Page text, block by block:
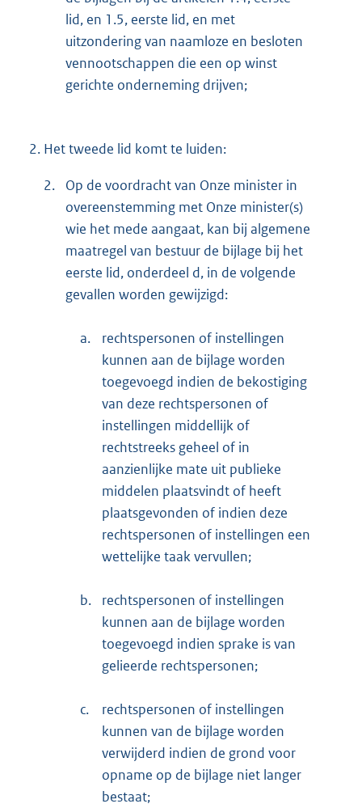
lid, en 1.5, eerste lid, en met
uitzondering van naamloze en besloten
vennootschappen die een op winst
gerichte onderneming drijven;
2. Het tweede lid komt te luiden:
2.
Op de voordracht van Onze minister in
overeenstemming met Onze minister(s)
wie het mede aangaat, kan bij algemene
maatregel van bestuur de bijlage bij het
eerste lid, onderdeel d, in de volgende
gevallen worden gewijzigd:
a.
rechtspersonen of instellingen
kunnen aan de bijlage worden
toegevoegd indien de bekostiging
van deze rechtspersonen of
instellingen middellijk of
rechtstreeks geheel of in
aanzienlijke mate uit publieke
middelen plaatsvindt of heeft
plaatsgevonden of indien deze
rechtspersonen of instellingen een
wettelijke taak vervullen;
b.
rechtspersonen of instellingen
kunnen aan de bijlage worden
toegevoegd indien sprake is van
gelieerde rechtspersonen;
c.
rechtspersonen of instellingen
kunnen van de bijlage worden
verwijderd indien de grond voor
opname op de bijlage niet langer
bestaat;